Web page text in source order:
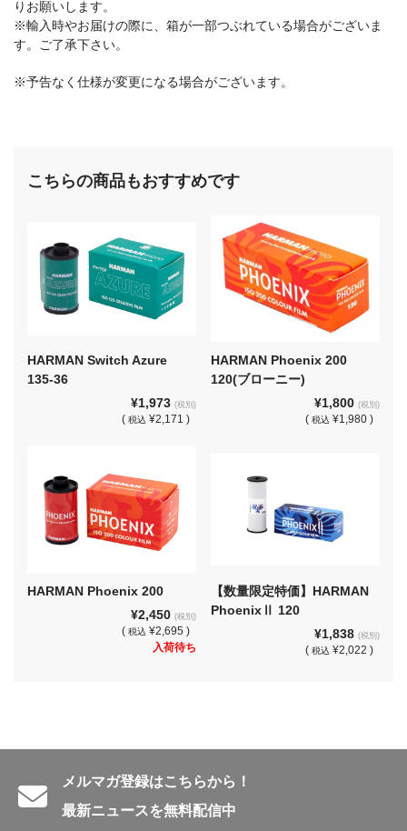
りお願いします。
※輸入時やお届けの際に、箱が一部つぶれている場合がございま
す。ご了承下さい。
※予告なく仕様が変更になる場合がございます。
こちらの商品もおすすめです
HARMAN Switch Azure
135-36
¥1,973(税別)
(税込 ¥2,171 )
HARMAN Phoenix 200
120(ブローニー)
¥1,800(税別)
(税込 ¥1,980 )
HARMAN Phoenix 200
¥2,450(税別)
(税込 ¥2,695 )
入荷待ち
【数量限定特価】HARMAN
PhoenixⅡ 120
¥1,838(税別)
(税込 ¥2,022 )
メルマガ登録はこちらから！
最新ニュースを無料配信中